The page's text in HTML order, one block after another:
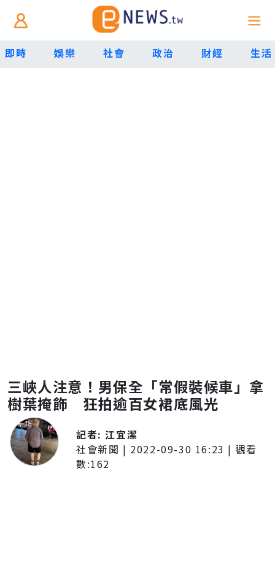
即時 娛樂 社會 政治 財經 生活
三峽人注意！男保全「常假裝候車」拿
樹葉掩飾 狂拍逾百女裙底風光
記者:江宜潔
社會新聞 | 2022-09-30 16:23 | 觀看
數:162